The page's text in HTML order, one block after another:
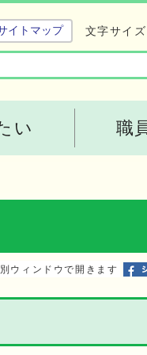
イトマップ 文字サイズ
い 職
ウィンドウで開きます